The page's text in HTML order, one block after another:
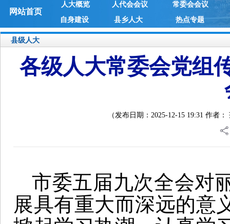
网站首页
人大概览 人代会会议
常委会会议
自身建设
县乡人大 热点专题
县级人大
各级人大常委会党组
（发布日期：2025-12-15 19:31 作者
市委五届九次全会对
展具有重大而深远的意